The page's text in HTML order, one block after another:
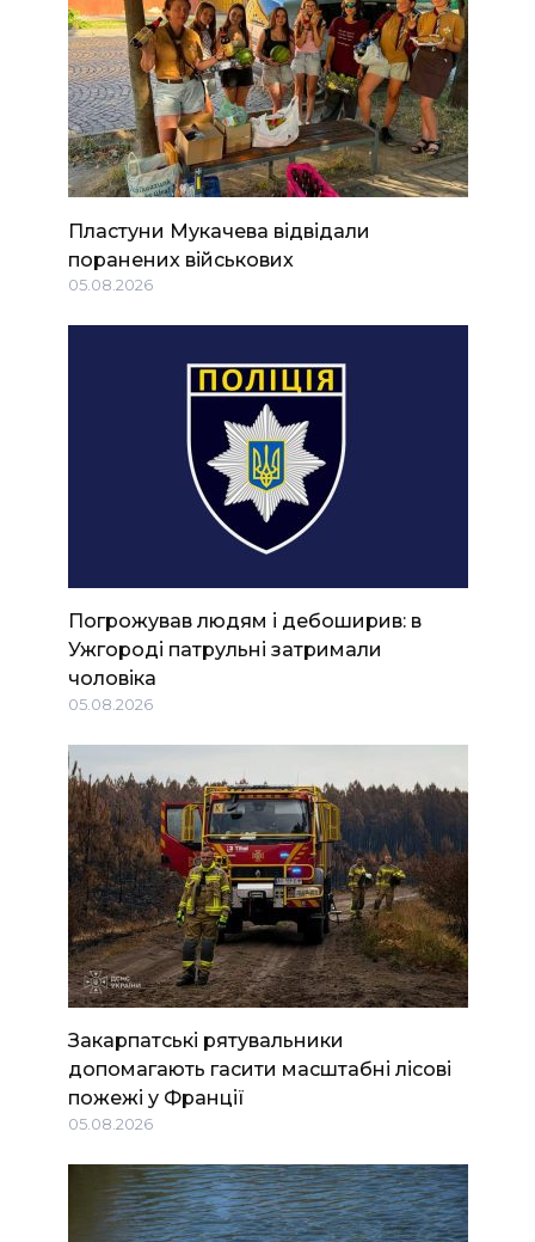
Пластуни Мукачева відвідали
поранених військових
05.08.2026
Погрожував людям і дебоширив: в
Ужгороді патрульні затримали
чоловіка
05.08.2026
Закарпатські рятувальники
допомагають гасити масштабні лісові
пожежі у Франції
05.08.2026